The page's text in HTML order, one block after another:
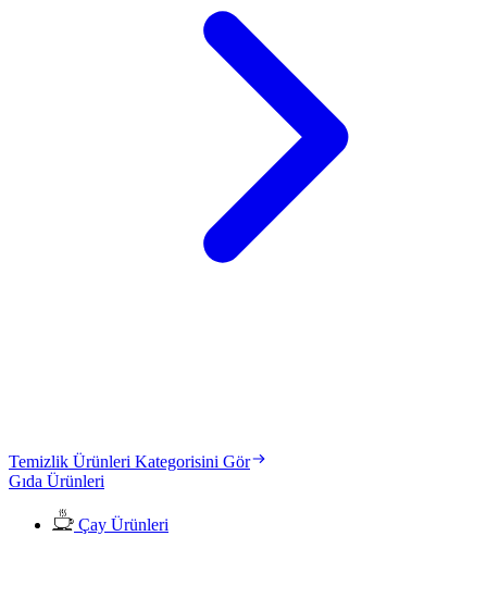
Temizlik Ürünleri Kategorisini Gör
Gıda Ürünleri
Çay Ürünleri